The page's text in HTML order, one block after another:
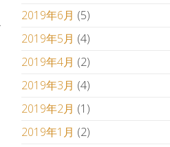
2019年6月 (5)
2019年5月 (4)
2019年4月 (2)
2019年3月 (4)
2019年2月 (1)
2019年1月 (2)